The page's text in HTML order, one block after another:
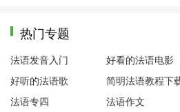
热门专题
法语发音入门 好看的法语电影
好听的法语歌
简明法语教程下
法语专四
法语作文